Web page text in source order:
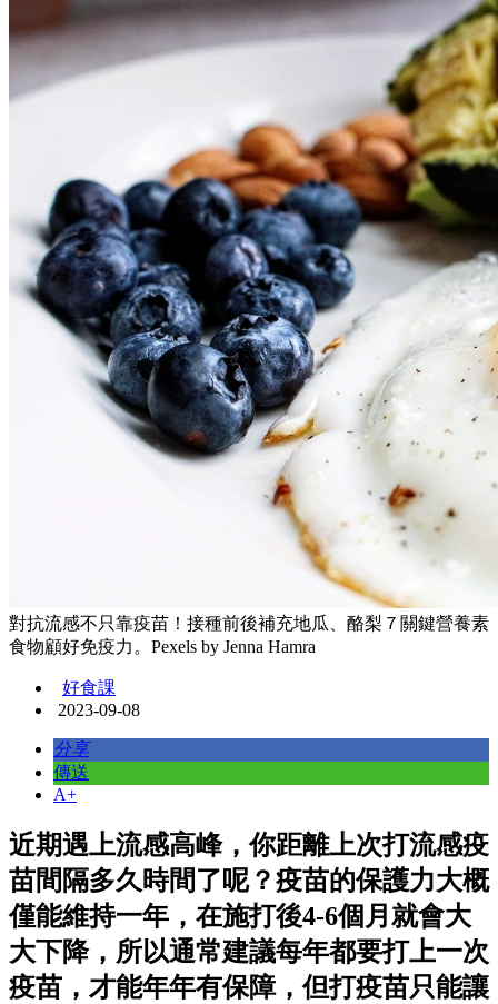
對抗流感不只靠疫苗！接種前後補充地瓜、酪梨７關鍵營養素
食物顧好免疫力。Pexels by Jenna Hamra
好食課
2023-09-08
分享
傳送
A+
近期遇上流感高峰，你距離上次打流感疫
苗間隔多久時間了呢？疫苗的保護力大概
僅能維持一年，在施打後4-6個月就會大
大下降，所以通常建議每年都要打上一次
疫苗，才能年年有保障，但打疫苗只能讓